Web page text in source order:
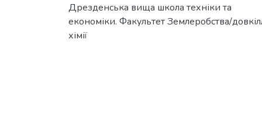
Дрезденська вища школа техніки та
економіки. Факультет Землеробства/
хімії